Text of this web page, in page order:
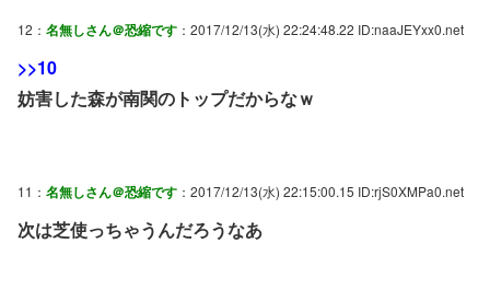
12： 名無しさん＠恐縮です ：2017/12/13(水) 22:24:48.22 ID:naaJEYxx0.net
>>10
妨害した森が南関のトップだからなｗ
11： 名無しさん＠恐縮です ：2017/12/13(水) 22:15:00.15 ID:rjS0XMPa0.net
次は芝使っちゃうんだろうなあ